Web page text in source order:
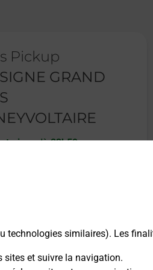
technologies similaires). Les
sites et suivre la navigation.
Pickup
GRAND
-jusqu'à 23h59